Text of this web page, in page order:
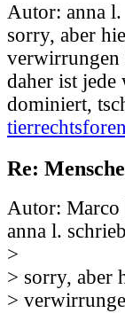
Autor: anna
sorry, aber
verwirrungen
daher ist jede
dominiert,
Re:
Autor: Marco
anna l.
>
> sorry, aber
>